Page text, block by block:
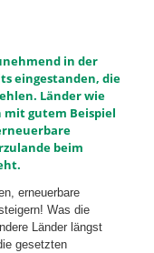
in der
eingestanden, die
Länder wie
mit gutem Beispiel
beim
erneuerbare
Was die
Länder längst
gesetzten